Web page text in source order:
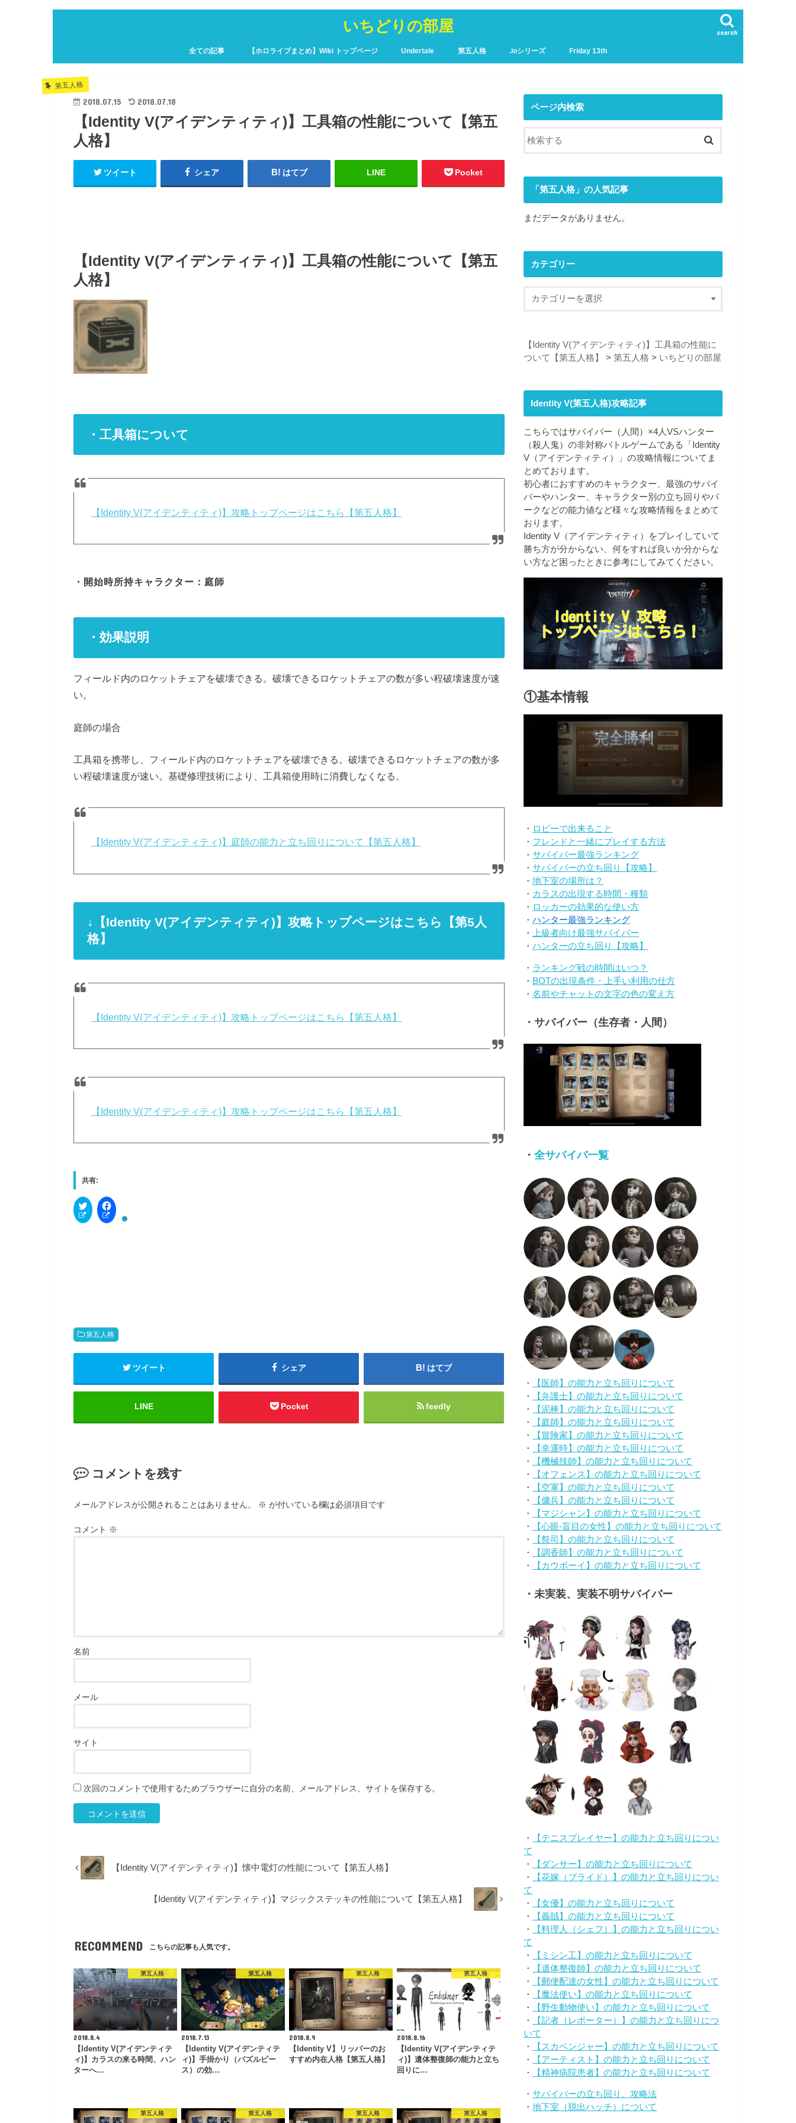
いちどりの部屋 search
全ての記事 【ホロライブまとめ】Wiki トップページ Undertale 第五人格 .ioシリーズ Friday 13th
第五人格
2018.07.15 2018.07.18
【Identity V(アイデンティティ)】工具箱の性能について【第五
人格】
ツイート シェア はてブ LINE Pocket
【Identity V(アイデンティティ)】工具箱の性能について【第五
人格】
・工具箱について
【Identity V(アイデンティティ)】攻略トップページはこちら【第五人格】
・開始時所持キャラクター：庭師
・効果説明
フィールド内のロケットチェアを破壊できる。破壊できるロケットチェアの数が多い程破壊速度が速
い。
庭師の場合
工具箱を携帯し、フィールド内のロケットチェアを破壊できる。破壊できるロケットチェアの数が多
い程破壊速度が速い。基礎修理技術により、工具箱使用時に消費しなくなる。
【Identity V(アイデンティティ)】庭師の能力と立ち回りについて【第五人格】
↓【Identity V(アイデンティティ)】攻略トップページはこちら【第5人
格】
【Identity V(アイデンティティ)】攻略トップページはこちら【第五人格】
【Identity V(アイデンティティ)】攻略トップページはこちら【第五人格】
共有:
C
i
i
t
t
e
し
い
)
F
a
c
リ
ッ
ク
し
さ
い
で
開
き
)
第五人格
ツイート シェア はてブ
LINE Pocket feedly
コメントを残す
メールアドレスが公開されることはありません。 ※ が付いている欄は必須項目です
コメント ※
名前
メール
サイト
次回のコメントで使用するためブラウザーに自分の名前、メールアドレス、サイトを保存する。
【Identity V(アイデンティティ)】懐中電灯の性能について【第五人格】
【Identity V(アイデンティティ)】マジックステッキの性能について【第五人格】
RECOMMEND こちらの記事も人気です。
第五人格
2018.8.4
【Identity V(アイデンティテ
ィ)】カラスの来る時間、ハン
ターへ…
第五人格
2018.7.13
【Identity V(アイデンティテ
ィ)】手掛かり（パズルピー
ス）の効…
第五人格
2018.8.9
【Identity V】リッパーのお
すすめ内在人格【第五人格】
第五人格
2018.8.16
【Identity V(アイデンティテ
ィ)】遺体整復師の能力と立ち
回りに…
第五人格 第五人格 第五人格 第五人格
ページ内検索
「第五人格」の人気記事
まだデータがありません。
カテゴリー
【Identity V(アイデンティティ)】工具箱の性能に
ついて【第五人格】
> 第五人格 > いちどりの部屋
Identity V(第五人格)攻略記事
こちらではサバイバー（人間）×4人VSハンター
（殺人鬼）の非対称バトルゲームである「Identity
V（アイデンティティ）」の攻略情報についてま
とめております。
初心者におすすめのキャラクター、最強のサバイ
バーやハンター、キャラクター別の立ち回りやパ
ークなどの能力値など様々な攻略情報をまとめて
おります。
Identity V（アイデンティティ）をプレイしていて
勝ち方が分からない、何をすれば良いか分からな
い方など困ったときに参考にしてみてください。
①基本情報
・ ロビーで出来ること
・ フレンドと一緒にプレイする方法
・ サバイバー最強ランキング
・ サバイバーの立ち回り【攻略】
・ 地下室の場所は？
・ カラスの出現する時間・種類
・ ロッカーの効果的な使い方
・ ハンター最強ランキング
・ 上級者向け最強サバイバー
・ ハンターの立ち回り【攻略】
・ ランキング戦の時間はいつ？
・ BOTの出現条件・上手い利用の仕方
・ 名前やチャットの文字の色の変え方
・サバイバー（生存者・人間）
・ 全サバイバ一覧
・
【医師】の能力と立ち回りについて
・
【弁護士】の能力と立ち回りについて
・
【泥棒】の能力と立ち回りについて
・
【庭師】の能力と立ち回りについて
・
【冒険家】の能力と立ち回りについて
・
【幸運時】の能力と立ち回りについて
・
【機械技師】の能力と立ち回りについて
・
【オフェンス】の能力と立ち回りについて
・
【空軍】の能力と立ち回りについて
・
【傭兵】の能力と立ち回りについて
・
【マジシャン】の能力と立ち回りについて
・
【心眼-盲目の女性】の能力と立ち回りについて
・
【祭司】の能力と立ち回りについて
・
【調香師】の能力と立ち回りについて
・
【カウボーイ】の能力と立ち回りについて
・未実装、実装不明サバイバー
・
【テニスプレイヤー】の能力と立ち回りについ
て
・
【ダンサー】の能力と立ち回りについて
・
【花嫁（ブライド）】の能力と立ち回りについ
て
・
【女優】の能力と立ち回りについて
・
【義賊】の能力と立ち回りについて
・
【料理人（シェフ）】の能力と立ち回りについ
て
・
【ミシン工】の能力と立ち回りについて
・
【遺体整復師】の能力と立ち回りについて
・
【郵便配達の女性】の能力と立ち回りについて
・
【魔法使い】の能力と立ち回りについて
・
【野生動物使い】の能力と立ち回りについて
・
【記者（レポーター）】の能力と立ち回りにつ
いて
・
【スカベンジャー】の能力と立ち回りについて
・
【アーティスト】の能力と立ち回りについて
・
【精神病院患者】の能力と立ち回りについて
・ サバイバーの立ち回り、攻略法
・ 地下室（脱出ハッチ）について